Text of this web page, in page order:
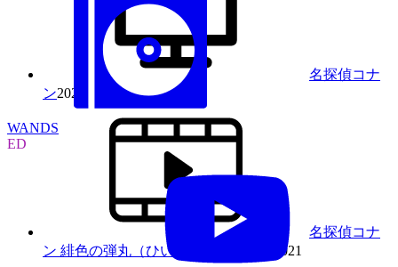
名探偵コナ
ン2022
名探偵コナ
ン 緋色の弾丸（ひいろのだんがん）
2021
WANDS
ED